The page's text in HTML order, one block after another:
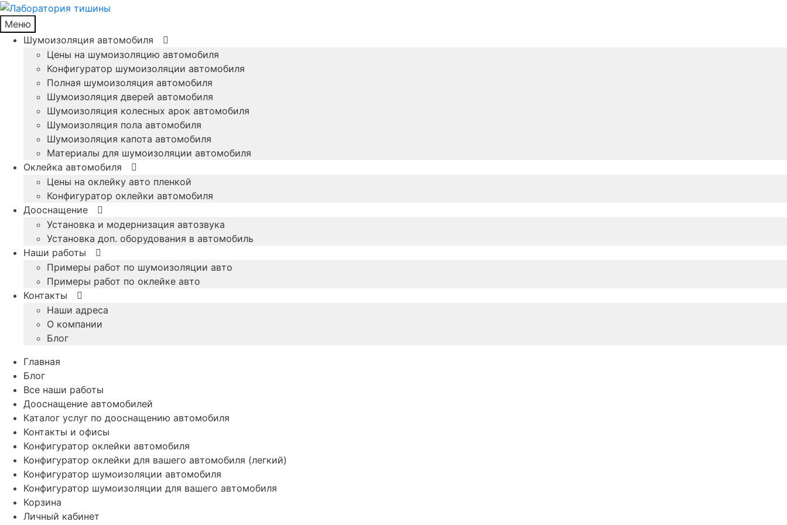
Меню
Шумоизоляция автомобиля
Цены на шумоизоляцию автомобиля
Конфигуратор шумоизоляции автомобиля
Полная шумоизоляция автомобиля
Шумоизоляция дверей автомобиля
Шумоизоляция колесных арок автомобиля
Шумоизоляция пола автомобиля
Шумоизоляция капота автомобиля
Материалы для шумоизоляции автомобиля
Оклейка автомобиля
Цены на оклейку авто пленкой
Конфигуратор оклейки автомобиля
Дооснащение
Установка и модернизация автозвука
Установка доп. оборудования в автомобиль
Наши работы
Примеры работ по шумоизоляции авто
Примеры работ по оклейке авто
Контакты
Наши адреса
О компании
Блог
Главная
Блог
Все наши работы
Дооснащение автомобилей
Каталог услуг по дооснащению автомобиля
Контакты и офисы
Конфигуратор оклейки автомобиля
Конфигуратор оклейки для вашего автомобиля (легкий)
Конфигуратор шумоизоляции автомобиля
Конфигуратор шумоизоляции для вашего автомобиля
Корзина
Личный кабинет